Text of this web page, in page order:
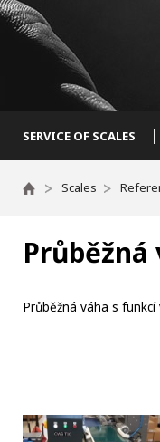
SERVICE OF SCALES
Scales
Průběžná
Průběžná váha s